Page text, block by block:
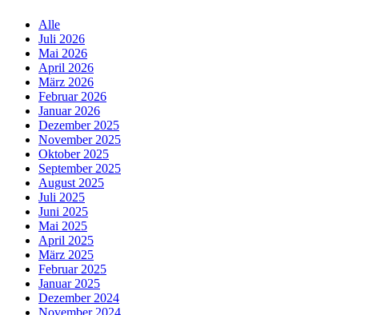
Alle
Juli 2026
Mai 2026
April 2026
März 2026
Februar 2026
Januar 2026
Dezember 2025
November 2025
Oktober 2025
September 2025
August 2025
Juli 2025
Juni 2025
Mai 2025
April 2025
März 2025
Februar 2025
Januar 2025
Dezember 2024
November 2024